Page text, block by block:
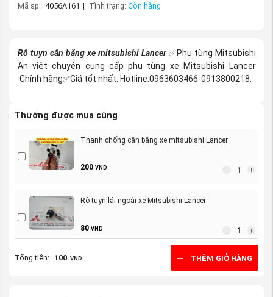
Mã sp: 4056A161 | Tình trạng: Còn hàng
Rô tuyn cân bằng xe mitsubishi Lancer ✅ Phụ tùng Mitsubishi
An việt chuyên cung cấp phụ tùng xe Mitsubishi Lancer
Chính hãng✅Giá tốt nhất. Hotline:0963603466-0913800218.
Thường được mua cùng
Thanh chống cân bằng xe mitsubishi Lancer
200 VND
Rô tuyn lái ngoài xe Mitsubishi Lancer
80 VND
Routuyn cân bằng trước xe Mitsubishi Lancer
Tổng tiền: 100 VND THÊM GIỎ HÀNG